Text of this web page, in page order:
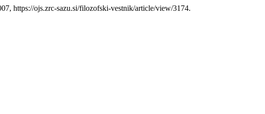
https://ojs.zrc-sazu.si/filozofski-vestnik/article/view/3174.